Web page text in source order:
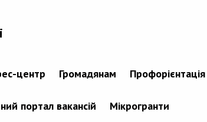
центр Громадянам Профорієнтація
портал вакансій Мікрогранти